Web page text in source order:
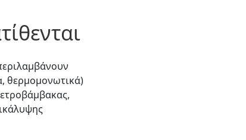
θερμομονωτικά)